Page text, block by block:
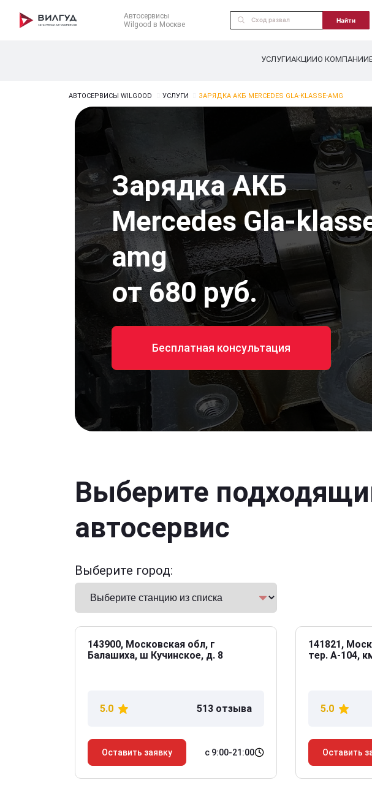
Автосервисы
Wilgood в Москве
Найти
УСЛУГИАКЦИИО КОМПАНИИ
АВТОСЕРВИСЫ WILGOOD УСЛУГИ ЗАРЯДКА АКБ MERCEDES GLA-KLASSE-AMG
Зарядка АКБ
Mercedes Gla-
amg
от 680 руб.
Бесплатная консультация
Выберите
автосервис
Выберите город:
143900, Московская обл, г
Балашиха, ш Кучинское, д. 8
5.0 513 отзыва
Оставить заявку с 9:00-21:00
141821,
тер. А-104,
5.0
Оставить